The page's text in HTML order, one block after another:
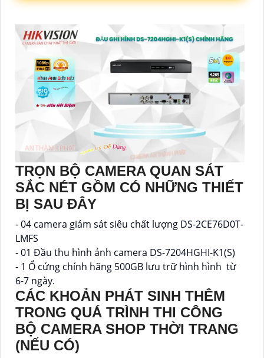
TRỌN BỘ CAMERA QUAN SÁT
SẮC NÉT GỒM CÓ NHỮNG THIẾT
BỊ SAU ĐÂY
- 04 camera giám sát siêu chất lượng DS-2CE76D0T-
LMFS
- 01 Đầu thu hình ảnh camera DS-7204HGHI-K1(S)
- 1 Ổ cứng chính hãng 500GB lưu trữ hình hình từ
6-7 ngày.
CÁC KHOẢN PHÁT SINH THÊM
TRONG QUÁ TRÌNH THI CÔNG
BỘ CAMERA SHOP THỜI TRANG
(NẾU CÓ)